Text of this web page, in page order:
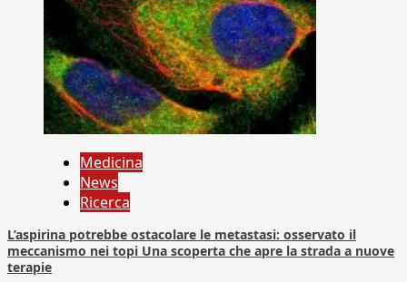
Medicina
News
Ricerca
L’aspirina potrebbe ostacolare le metastasi: osservato il
meccanismo nei topi Una scoperta che apre la strada a nuove
terapie